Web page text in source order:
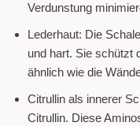
Verdunstung
Lederhaut: Die
und hart. Sie schützt
ähnlich wie die
Citrullin als innerer
Citrullin. Diese